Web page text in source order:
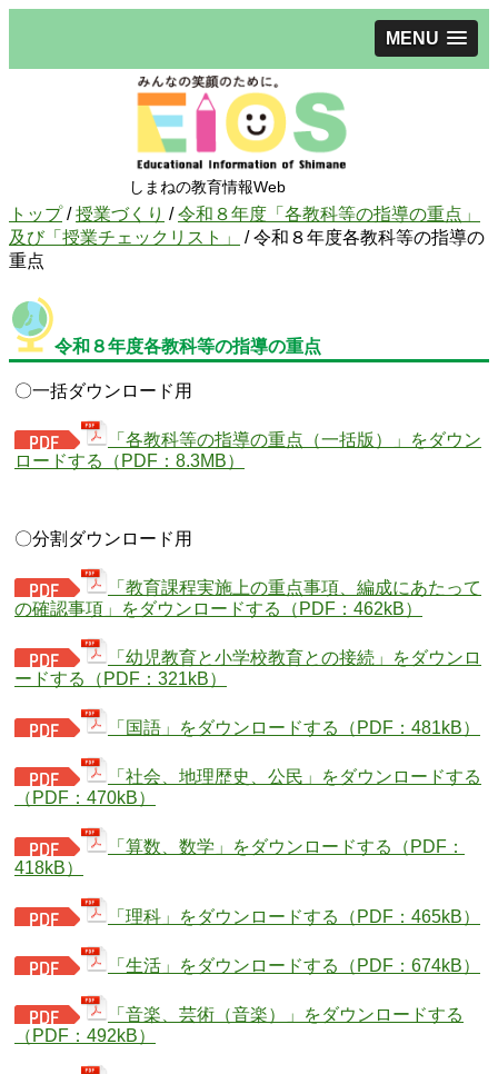
MENU
しまねの教育情報Web
現
在
の
置：
トップ/授業づくり /令和８年度「各教科等の指導の重点」
及び「授業チェックリスト」
/令和８年度各教科等の指導の
重点
令和８年度各教科等の指導の重点
〇一括ダウンロード用
「各教科等の指導の重点（一括版）」をダウン
ロードする（PDF：8.3MB）
〇分割ダウンロード用
「教育課程実施上の重点事項、編成にあたって
の確認事項」をダウンロードする（PDF：462kB）
「幼児教育と小学校教育との接続」をダウンロ
ードする（PDF：321kB）
「国語」をダウンロードする（PDF：481kB）
「社会、地理歴史、公民」をダウンロードする
（PDF：470kB）
「算数、数学」をダウンロードする（PDF：
418kB）
「理科」をダウンロードする（PDF：465kB）
「生活」をダウンロードする（PDF：674kB）
「音楽、芸術（音楽）」をダウンロードする
（PDF：492kB）